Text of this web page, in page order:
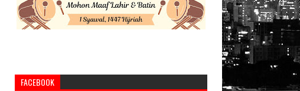
FACEBOOK